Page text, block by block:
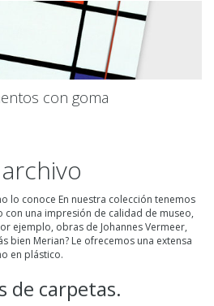
con goma
lo conoce En nuestra colección tenemos
con una impresión de calidad de museo,
ejemplo, obras de Johannes Vermeer,
bien Merian? Le ofrecemos una extensa
en plástico.
de carpetas.